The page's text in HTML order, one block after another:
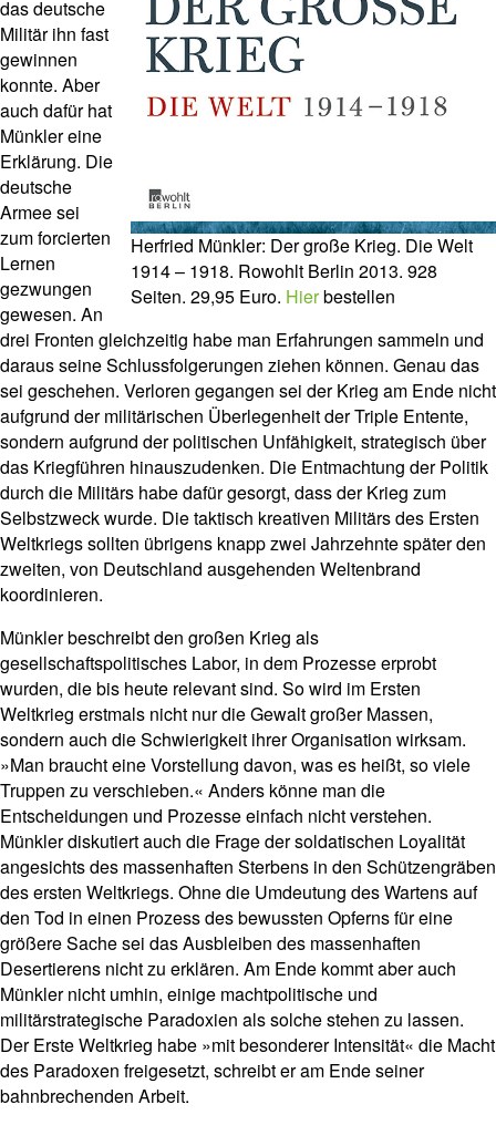
Herfried Münkler: Der große Krieg. Die Welt
1914 – 1918. Rowohlt Berlin 2013. 928
Seiten. 29,95 Euro. Hierbestellen
das deutsche
Militär ihn fast
gewinnen
konnte. Aber
auch dafür hat
Münkler eine
Erklärung. Die
deutsche
Armee sei
zum forcierten
Lernen
gezwungen
gewesen. An
drei Fronten gleichzeitig habe man Erfahrungen sammeln und
daraus seine Schlussfolgerungen ziehen können. Genau das
sei geschehen. Verloren gegangen sei der Krieg am Ende nicht
aufgrund der militärischen Überlegenheit der Triple Entente,
sondern aufgrund der politischen Unfähigkeit, strategisch über
das Kriegführen hinauszudenken. Die Entmachtung der Politik
durch die Militärs habe dafür gesorgt, dass der Krieg zum
Selbstzweck wurde. Die taktisch kreativen Militärs des Ersten
Weltkriegs sollten übrigens knapp zwei Jahrzehnte später den
zweiten, von Deutschland ausgehenden Weltenbrand
koordinieren.
Münkler beschreibt den großen Krieg als
gesellschaftspolitisches Labor, in dem Prozesse erprobt
wurden, die bis heute relevant sind. So wird im Ersten
Weltkrieg erstmals nicht nur die Gewalt großer Massen,
sondern auch die Schwierigkeit ihrer Organisation wirksam.
»Man braucht eine Vorstellung davon, was es heißt, so viele
Truppen zu verschieben.« Anders könne man die
Entscheidungen und Prozesse einfach nicht verstehen.
Münkler diskutiert auch die Frage der soldatischen Loyalität
angesichts des massenhaften Sterbens in den Schützengräben
des ersten Weltkriegs. Ohne die Umdeutung des Wartens auf
den Tod in einen Prozess des bewussten Opferns für eine
größere Sache sei das Ausbleiben des massenhaften
Desertierens nicht zu erklären. Am Ende kommt aber auch
Münkler nicht umhin, einige machtpolitische und
militärstrategische Paradoxien als solche stehen zu lassen.
Der Erste Weltkrieg habe »mit besonderer Intensität« die Macht
des Paradoxen freigesetzt, schreibt er am Ende seiner
bahnbrechenden Arbeit.